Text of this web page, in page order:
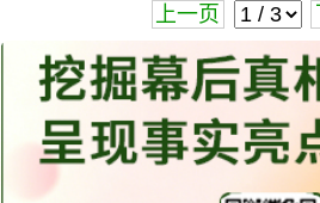
上一页